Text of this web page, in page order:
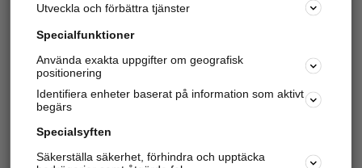
Varje vecka besöker du och4 miljoner
andra
härliga användare oss för att hitta rätt lokal
information om företag, privatpersoner och
platser.
Utveckla och förbättra tjänster
Specialfunktioner
Använda exakta uppgifter om geografisk
positionering
Identifiera enheter baserat på information som aktivt
begärs
Specialsyften
Säkerställa säkerhet, förhindra och upptäcka